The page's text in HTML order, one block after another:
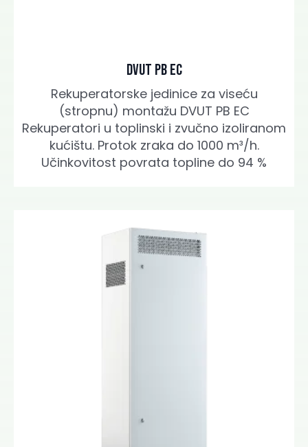
DVUT PB EC
Rekuperatorske jedinice za viseću
(stropnu) montažu DVUT PB EC
Rekuperatori u toplinski i zvučno izoliranom
kućištu. Protok zraka do 1000 m³/h.
Učinkovitost povrata topline do 94 %